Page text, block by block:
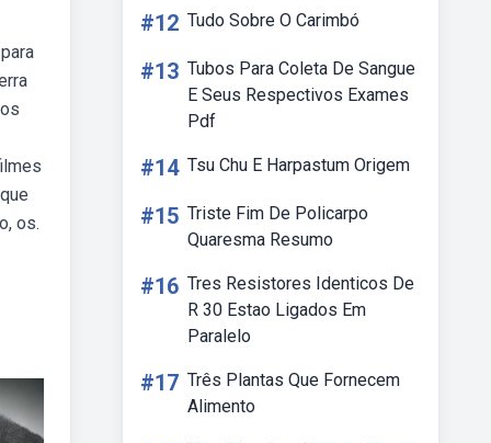
os.
#12 Tudo Sobre O Carimbó
#13 Tubos Para Coleta De Sangue
E Seus Respectivos Exames
Pdf
#14 Tsu Chu E Harpastum Origem
#15 Triste Fim De Policarpo
Quaresma Resumo
#16 Tres Resistores Identicos De
R 30 Estao Ligados Em
Paralelo
#17 Três Plantas Que Fornecem
Alimento